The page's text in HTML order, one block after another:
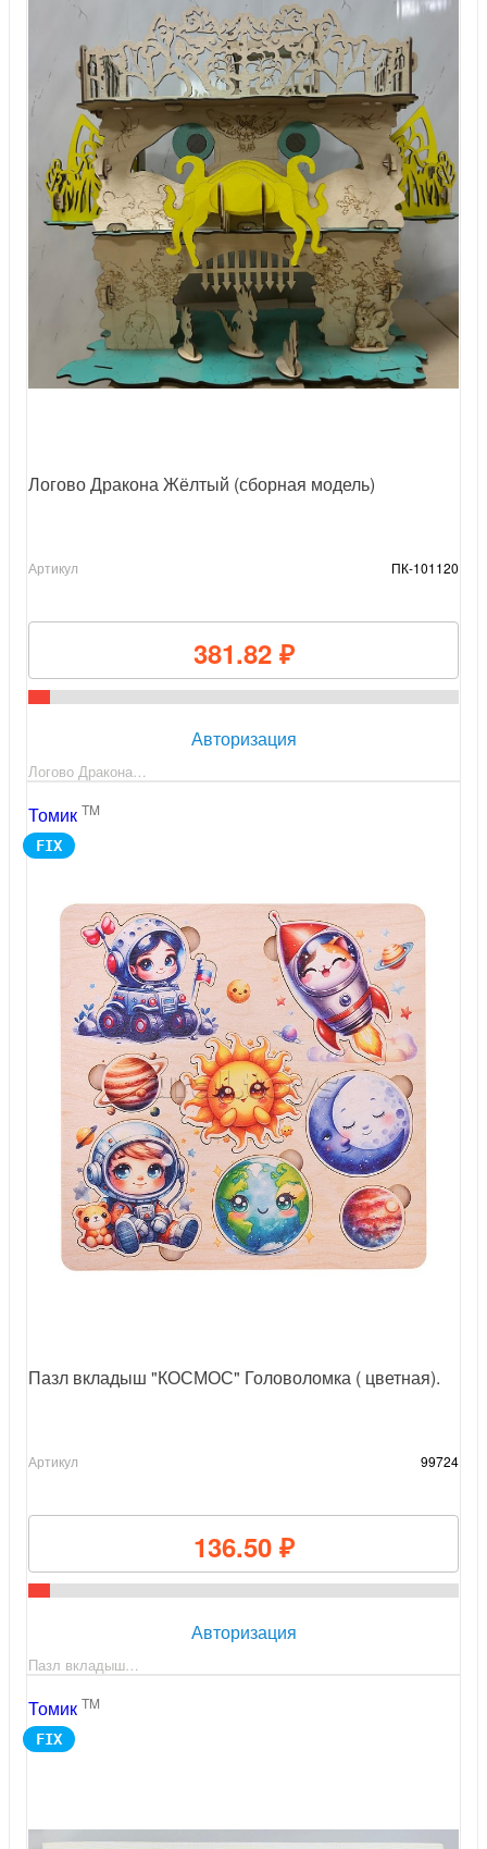
Логово Дракона Жёлтый (сборная модель)
Артикул ПК-101120
381.82 ₽
Авторизация
Логово Дракона…
Томик TM
FIX
Пазл вкладыш "КОСМОС" Головоломка ( цветная).
Артикул 99724
136.50 ₽
Авторизация
Пазл вкладыш…
Томик TM
FIX